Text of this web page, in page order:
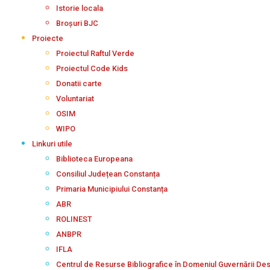
Istorie locala
Broșuri BJC
Proiecte
Proiectul Raftul Verde
Proiectul Code Kids
Donatii carte
Voluntariat
OSIM
WIPO
Linkuri utile
Biblioteca Europeana
Consiliul Județean Constanța
Primaria Municipiului Constanța
ABR
ROLINEST
ANBPR
IFLA
Centrul de Resurse Bibliografice în Domeniul Guvernării